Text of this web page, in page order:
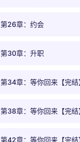
第26章：约会
第30章：升职
第34章：等你回来【完结
第38章：等你回来【完
第42章：等你回来【完